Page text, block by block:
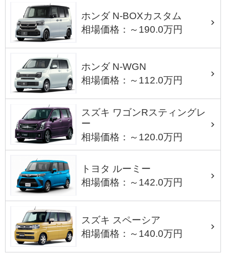
ホンダ N-BOXカスタム
相場価格：～190.0万円
ホンダ N-WGN
相場価格：～112.0万円
スズキ ワゴンRスティングレ
ー
相場価格：～120.0万円
トヨタ ルーミー
相場価格：～142.0万円
スズキ スペーシア
相場価格：～140.0万円